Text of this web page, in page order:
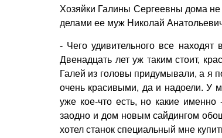
Хозяйки Галины Сергеевны дома не
делами ее муж Николай
- Чего удивительного все
Двенадцать лет уж таким стоит,
Галей из головы придумывали, а я
очень красивыми, да и надоели. У
уже кое-что есть, но какие именно
заодно и дом новым сайдингом
хотел станок специальный мне